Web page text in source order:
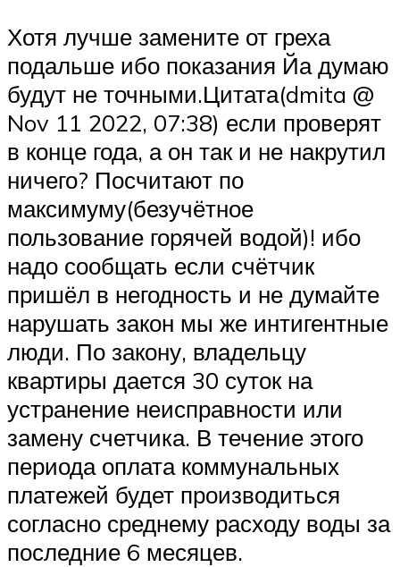
Хотя лучше замените от греха
подальше ибо показания Йа думаю
будут не точными.Цитата(dmita @
Nov 11 2022, 07:38) если проверят
в конце года, а он так и не накрутил
ничего? Посчитают по
максимуму(безучётное
пользование горячей водой)! ибо
надо сообщать если счётчик
пришёл в негодность и не думайте
нарушать закон мы же интигентные
люди. По закону, владельцу
квартиры дается 30 суток на
устранение неисправности или
замену счетчика. В течение этого
периода оплата коммунальных
платежей будет производиться
согласно среднему расходу воды за
последние 6 месяцев.